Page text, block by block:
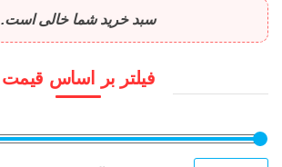
سبد خرید شما خالی است.
فیلتر بر اساس قیمت